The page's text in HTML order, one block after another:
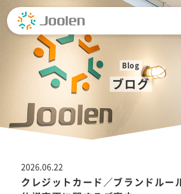
content
Blog
ブログ
2026.06.22
クレジットカード／ブランドルー